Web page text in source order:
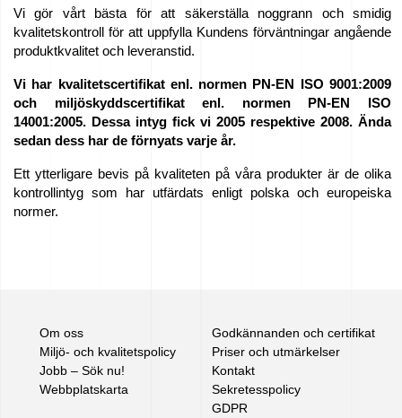
Vi gör vårt bästa för att säkerställa noggrann och smidig
kvalitetskontroll för att uppfylla Kundens förväntningar angående
produktkvalitet och leveranstid.
Vi har kvalitetscertifikat enl. normen PN-EN ISO 9001:2009
och miljöskyddscertifikat enl. normen PN-EN ISO
14001:2005. Dessa intyg fick vi 2005 respektive 2008. Ända
sedan dess har de förnyats varje år.
Ett ytterligare bevis på kvaliteten på våra produkter är de olika
kontrollintyg som har utfärdats enligt polska och europeiska
normer.
Om oss
Godkännanden och certifikat
Miljö- och kvalitetspolicy
Priser och utmärkelser
Jobb – Sök nu!
Kontakt
Webbplatskarta
Sekretesspolicy
GDPR